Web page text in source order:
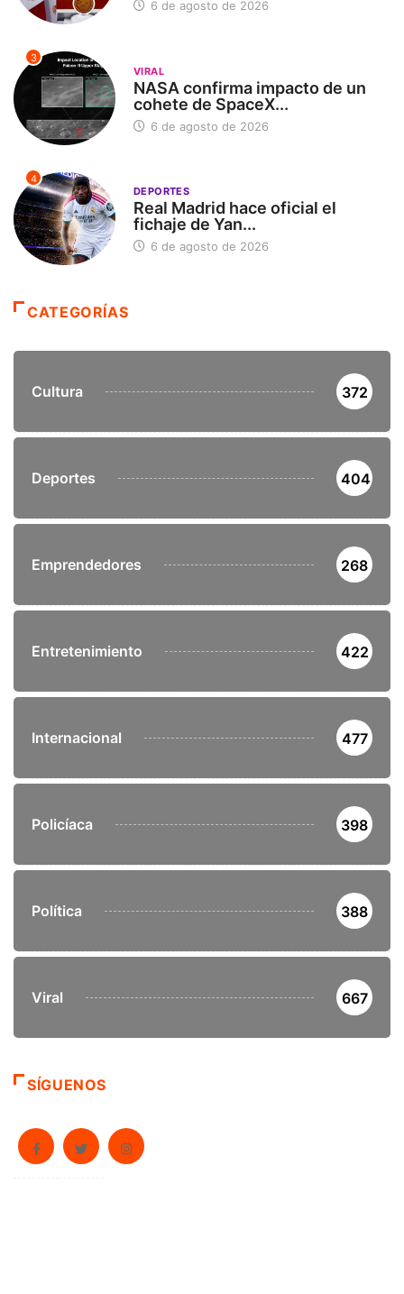
6 de agosto de 2026
3
VIRAL
NASA confirma impacto de un
cohete de SpaceX...
6 de agosto de 2026
4
DEPORTES
Real Madrid hace oficial el
fichaje de Yan...
6 de agosto de 2026
CATEGORÍAS
Cultura 372
Deportes 404
Emprendedores 268
Entretenimiento 422
Internacional 477
Policíaca 398
Política 388
Viral 667
SÍGUENOS